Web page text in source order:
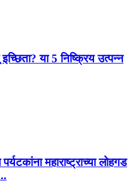
या 5 निष्क्रिय उत्पन्न
महाराष्ट्राच्या लोहगड